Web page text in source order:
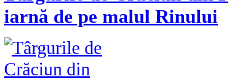
iarnă de pe malul Rinului